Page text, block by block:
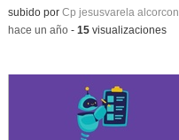
Contenido educativo.
subido por Cp jesusvarela alcorcon
-hace un año- 15visualizaciones